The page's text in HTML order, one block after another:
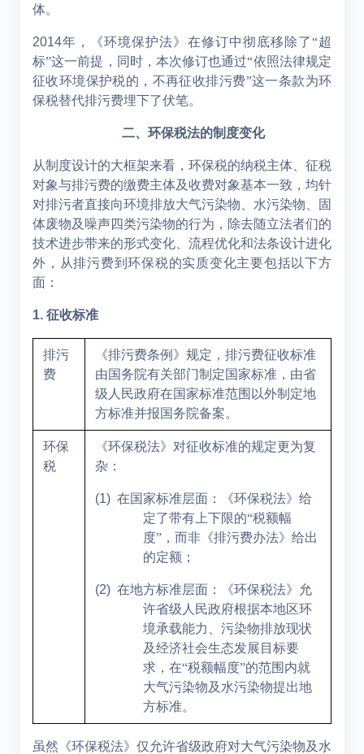
体。
2014年，《环境保护法》在修订中彻底移除了“超
标”这一前提，同时，本次修订也通过“依照法律规定
征收环境保护税的，不再征收排污费”这一条款为环
保税替代排污费埋下了伏笔。
二、环保税法的制度变化
从制度设计的大框架来看，环保税的纳税主体、征税
对象与排污费的缴费主体及收费对象基本一致，均针
对排污者直接向环境排放大气污染物、水污染物、固
体废物及噪声四类污染物的行为，除去随立法者们的
技术进步带来的形式变化、流程优化和法条设计进化
外，从排污费到环保税的实质变化主要包括以下方
面：
1. 征收标准
排污
费
《排污费条例》规定，排污费征收标准
由国务院有关部门制定国家标准，由省
级人民政府在国家标准范围以外制定地
方标准并报国务院备案。
环保
税
《环保税法》对征收标准的规定更为复
杂：
(1) 在国家标准层面：《环保税法》给
定了带有上下限的“税额幅
度”，而非《排污费办法》给出
的定额；
(2) 在地方标准层面：《环保税法》允
许省级人民政府根据本地区环
境承载能力、污染物排放现状
及经济社会生态发展目标要
求，在“税额幅度”的范围内就
大气污染物及水污染物提出地
方标准。
虽然《环保税法》仅允许省级政府对大气污染物及水